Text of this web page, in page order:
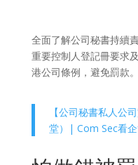
全面了解公司秘書持續
重要控制人登記冊要求
港公司條例，避免罰款。
【公司秘書私人公
堂）| Com Sec看